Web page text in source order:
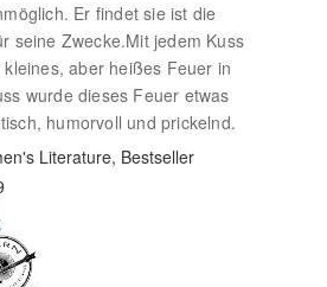
Er findet sie ist die
seine Zwecke.Mit jedem Kuss
aber heißes Feuer in
wurde dieses Feuer etwas
humorvoll und prickelnd.
Literature, Bestseller